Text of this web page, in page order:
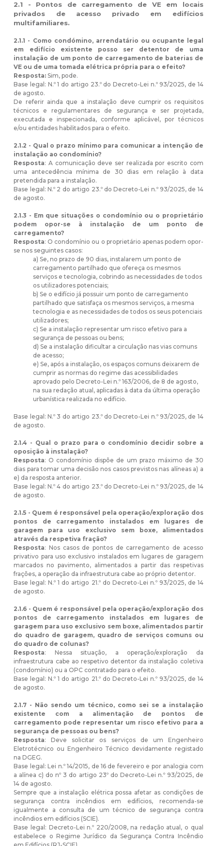
2.1 - Pontos de carregamento de VE em locais
privados de acesso privado em edifícios
multifamiliares.
2.1.1 - Como condómino, arrendatário ou ocupante legal
em edifício existente posso ser detentor de uma
instalação de um ponto de carregamento de baterias de
VE ou de uma tomada elétrica própria para o efeito?
Resposta: Sim, pode.
Base legal: N.º 1 do artigo 23.º do Decreto-Lei n.º 93/2025, de 14
de agosto.
De referir ainda que a instalação deve cumprir os requisitos
técnicos e regulamentares de segurança e ser projetada,
executada e inspecionada, conforme aplicável, por técnicos
e/ou entidades habilitados para o efeito.
2.1.2 - Qual o prazo mínimo para comunicar a intenção de
instalação ao condomínio?
Resposta: A comunicação deve ser realizada por escrito com
uma antecedência mínima de 30 dias em relação à data
pretendida para a instalação.
Base legal: N.º 2 do artigo 23.º do Decreto-Lei n.º 93/2025, de 14
de agosto.
2.1.3 - Em que situações o condomínio ou o proprietário
podem opor-se à instalação de um ponto de
carregamento?
Resposta: O condomínio ou o proprietário apenas podem opor-
se nos seguintes casos:
a) Se, no prazo de 90 dias, instalarem um ponto de
carregamento partilhado que ofereça os mesmos
serviços e tecnologia, cobrindo as necessidades de todos
os utilizadores potenciais;
b) Se o edifício já possuir um ponto de carregamento
partilhado que satisfaça os mesmos serviços, a mesma
tecnologia e as necessidades de todos os seus potenciais
utilizadores;
c) Se a instalação representar um risco efetivo para a
segurança de pessoas ou bens;
d) Se a instalação dificultar a circulação nas vias comuns
de acesso;
e) Se, após a instalação, os espaços comuns deixarem de
cumprir as normas do regime das acessibilidades
aprovado pelo Decreto-Lei n.º 163/2006, de 8 de agosto,
na sua redação atual, aplicadas à data da última operação
urbanística realizada no edifício.
Base legal: N.º 3 do artigo 23.º do Decreto-Lei n.º 93/2025, de 14
de agosto.
2.1.4 - Qual o prazo para o condomínio decidir sobre a
oposição à instalação?
Resposta: O condomínio dispõe de um prazo máximo de 30
dias para tomar uma decisão nos casos previstos nas alíneas a) a
e) da resposta anterior.
Base legal: N.º 4 do artigo 23.º do Decreto-Lei n.º 93/2025, de 14
de agosto.
2.1.5 - Quem é responsável pela operação/exploração dos
pontos de carregamento instalados em lugares de
garagem para uso exclusivo sem boxe, alimentados
através da respetiva fração?
Resposta: Nos casos de pontos de carregamento de acesso
privativo para uso exclusivo instalados em lugares de garagem
marcados no pavimento, alimentados a partir das respetivas
frações, a operação da infraestrutura cabe ao próprio detentor.
Base legal: N.º 1 do artigo 21.º do Decreto-Lei n.º 93/2025, de 14
de agosto.
2.1.6 - Quem é responsável pela operação/exploração dos
pontos de carregamento instalados em lugares de
garagem para uso exclusivo sem boxe, alimentados partir
do quadro de garagem, quadro de serviços comuns ou
do quadro de colunas?
Resposta: Nessa situação, a operação/exploração da
infraestrutura cabe ao respetivo detentor da instalação coletiva
(condomínio) ou a OPC contratado para o efeito.
Base legal: N.º 1 do artigo 21.º do Decreto-Lei n.º 93/2025, de 14
de agosto.
2.1.7 - Não sendo um técnico, como sei se a instalação
existente com a alimentação de pontos de
carregamento pode representar um risco efetivo para a
segurança de pessoas ou bens?
Resposta: Deve solicitar os serviços de um Engenheiro
Eletrotécnico ou Engenheiro Técnico devidamente registado
na DGEG.
Base legal: Lei n.º 14/2015, de 16 de fevereiro e por analogia com
a alínea c) do nº 3 do artigo 23º do Decreto-Lei n.º 93/2025, de
14 de agosto.
Sempre que a instalação elétrica possa afetar as condições de
segurança contra incêndios em edifícios, recomenda-se
igualmente a consulta de um técnico de segurança contra
incêndios em edifícios (SCIE).
Base legal: Decreto-Lei n.º 220/2008, na redação atual, o qual
estabelece o Regime Jurídico da Segurança Contra Incêndio